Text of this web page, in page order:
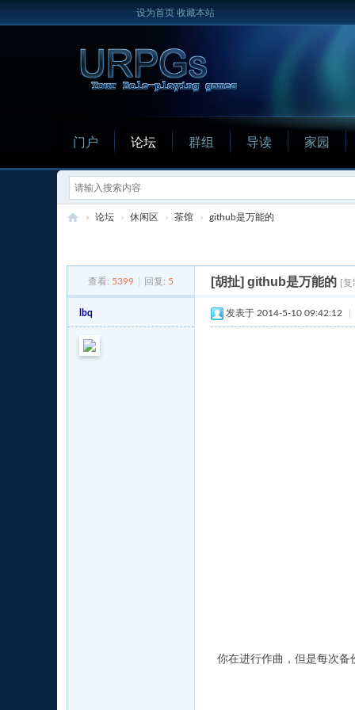
设为首页 收藏本站
门户 论坛 群组 导读 家园
R
» 论坛 › 休闲区 › 茶馆 › github是万能的
查看: 5399 回复: 5 [胡扯] github是万能的 [复
lbq 发表于 2014-5-10 09:42:12
你在进行作曲，但是每次备